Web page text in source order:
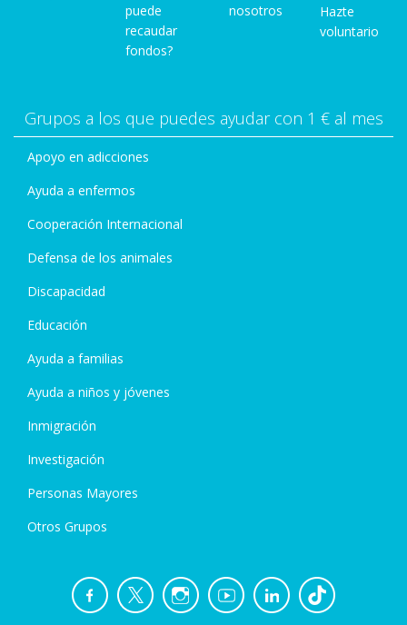
puede
recaudar
fondos?
nosotros
Hazte
voluntario
Grupos a los que puedes ayudar con 1 € al mes
Apoyo en adicciones
Ayuda a enfermos
Cooperación Internacional
Defensa de los animales
Discapacidad
Educación
Ayuda a familias
Ayuda a niños y jóvenes
Inmigración
Investigación
Personas Mayores
Otros Grupos